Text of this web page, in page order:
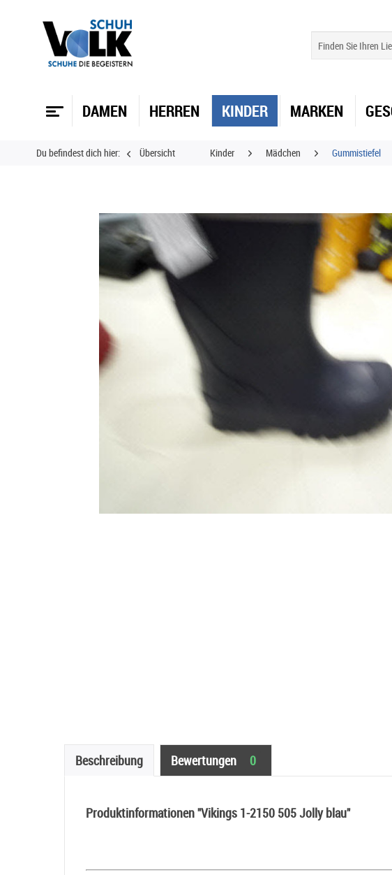
DAMEN HERREN KINDER MARKEN
Du befindest dich hier: Übersicht Kinder Mädchen Gummistiefel
Beschreibung Bewertungen 0
Produktinformationen "Vikings 1-2150 505 Jolly blau"